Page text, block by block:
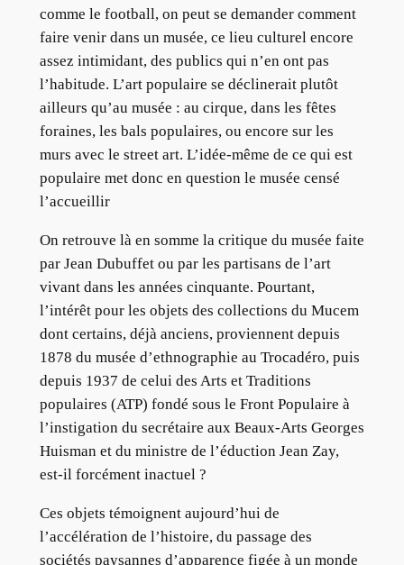
comme le football, on peut se demander comment
faire venir dans un musée, ce lieu culturel encore
assez intimidant, des publics qui n’en ont pas
l’habitude. L’art populaire se déclinerait plutôt
ailleurs qu’au musée : au cirque, dans les fêtes
foraines, les bals populaires, ou encore sur les
murs avec le street art. L’idée-même de ce qui est
populaire met donc en question le musée censé
l’accueillir
On retrouve là en somme la critique du musée faite
par Jean Dubuffet ou par les partisans de l’art
vivant dans les années cinquante. Pourtant,
l’intérêt pour les objets des collections du Mucem
dont certains, déjà anciens, proviennent depuis
1878 du musée d’ethnographie au Trocadéro, puis
depuis 1937 de celui des Arts et Traditions
populaires (ATP) fondé sous le Front Populaire à
l’instigation du secrétaire aux Beaux-Arts Georges
Huisman et du ministre de l’éduction Jean Zay,
est-il forcément inactuel ?
Ces objets témoignent aujourd’hui de
l’accélération de l’histoire, du passage des
sociétés paysannes d’apparence figée à un monde